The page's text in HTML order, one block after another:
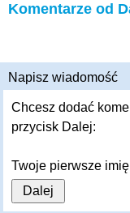
Komentarze od
Napisz wiadomość
Chcesz dodać
przycisk Dalej:
Twoje pierwsze